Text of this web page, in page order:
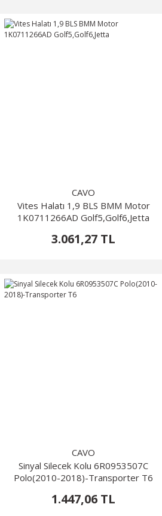
CAVO
Vites Halatı 1,9 BLS BMM Motor
1K0711266AD Golf5,Golf6,Jetta
3.061,27 TL
CAVO
Sinyal Silecek Kolu 6R0953507C
Polo(2010-2018)-Transporter T6
1.447,06 TL